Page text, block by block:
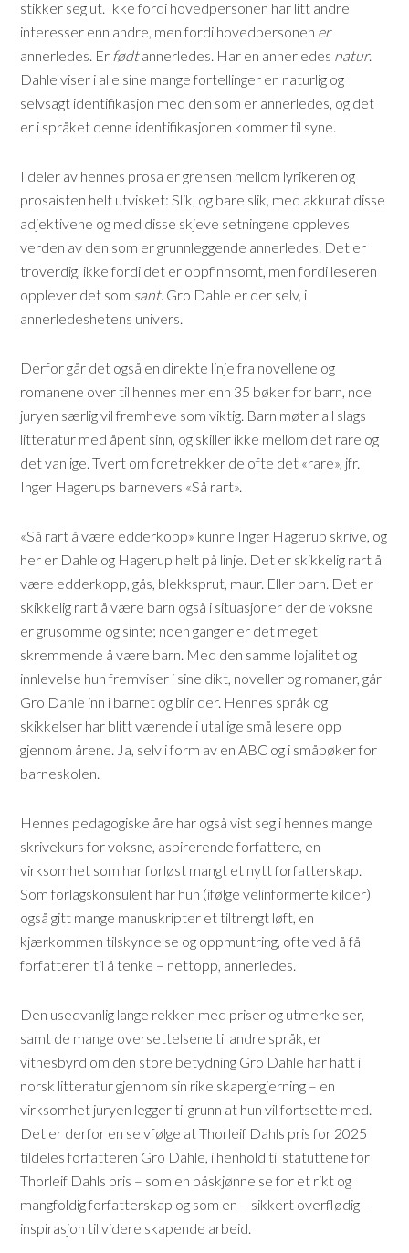
stikker seg ut. Ikke fordi hovedpersonen har litt andre
interesser enn andre, men fordi hovedpersonen er
annerledes. Er fødtannerledes. Har en annerledes natur.
Dahle viser i alle sine mange fortellinger en naturlig og
selvsagt identifikasjon med den som er annerledes, og det
er i språket denne identifikasjonen kommer til syne.
I deler av hennes prosa er grensen mellom lyrikeren og
prosaisten helt utvisket: Slik, og bare slik, med akkurat disse
adjektivene og med disse skjeve setningene oppleves
verden av den som er grunnleggende annerledes. Det er
troverdig, ikke fordi det er oppfinnsomt, men fordi leseren
opplever det som sant. Gro Dahle er der selv, i
annerledeshetens univers.
Derfor går det også en direkte linje fra novellene og
romanene over til hennes mer enn 35 bøker for barn, noe
juryen særlig vil fremheve som viktig. Barn møter all slags
litteratur med åpent sinn, og skiller ikke mellom det rare og
det vanlige. Tvert om foretrekker de ofte det «rare», jfr.
Inger Hagerups barnevers «Så rart».
«Så rart å være edderkopp» kunne Inger Hagerup skrive, og
her er Dahle og Hagerup helt på linje. Det er skikkelig rart å
være edderkopp, gås, blekksprut, maur. Eller barn. Det er
skikkelig rart å være barn også i situasjoner der de voksne
er grusomme og sinte; noen ganger er det meget
skremmende å være barn. Med den samme lojalitet og
innlevelse hun fremviser i sine dikt, noveller og romaner, går
Gro Dahle inn i barnet og blir der. Hennes språk og
skikkelser har blitt værende i utallige små lesere opp
gjennom årene. Ja, selv i form av en ABC og i småbøker for
barneskolen.
Hennes pedagogiske åre har også vist seg i hennes mange
skrivekurs for voksne, aspirerende forfattere, en
virksomhet som har forløst mangt et nytt forfatterskap.
Som forlagskonsulent har hun (ifølge velinformerte kilder)
også gitt mange manuskripter et tiltrengt løft, en
kjærkommen tilskyndelse og oppmuntring, ofte ved å få
forfatteren til å tenke – nettopp, annerledes.
Den usedvanlig lange rekken med priser og utmerkelser,
samt de mange oversettelsene til andre språk, er
vitnesbyrd om den store betydning Gro Dahle har hatt i
norsk litteratur gjennom sin rike skapergjerning – en
virksomhet juryen legger til grunn at hun vil fortsette med.
Det er derfor en selvfølge at Thorleif Dahls pris for 2025
tildeles forfatteren Gro Dahle, i henhold til statuttene for
Thorleif Dahls pris – som en påskjønnelse for et rikt og
mangfoldig forfatterskap og som en – sikkert overflødig –
inspirasjon til videre skapende arbeid.